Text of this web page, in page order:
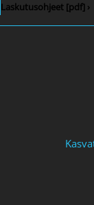
Laskutusohjeet [pdf] ›